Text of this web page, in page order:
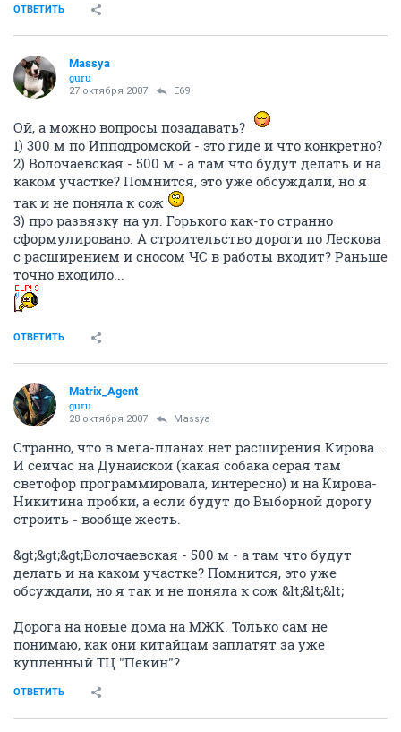
ОТВЕТИТЬ
Massya
guru
27 октября 2007 E69
Ой, а можно вопросы позадавать?
1) 300 м по Ипподромской - это гиде и что конкретно?
2) Волочаевская - 500 м - а там что будут делать и на
каком участке? Помнится, это уже обсуждали, но я
так и не поняла к сож
3) про развязку на ул. Горького как-то странно
сформулировано. А строительство дороги по Лескова
с расширением и сносом ЧС в работы входит? Раньше
точно входило...
ОТВЕТИТЬ
Matrix_Agent
guru
28 октября 2007 Massya
Странно, что в мега-планах нет расширения Кирова...
И сейчас на Дунайской (какая собака серая там
светофор программировала, интересно) и на Кирова-
Никитина пробки, а если будут до Выборной дорогу
строить - вообще жесть.
&gt;&gt;&gt;Волочаевская - 500 м - а там что будут
делать и на каком участке? Помнится, это уже
обсуждали, но я так и не поняла к сож &lt;&lt;&lt;
Дорога на новые дома на МЖК. Только сам не
понимаю, как они китайцам заплатят за уже
купленный ТЦ "Пекин"?
ОТВЕТИТЬ